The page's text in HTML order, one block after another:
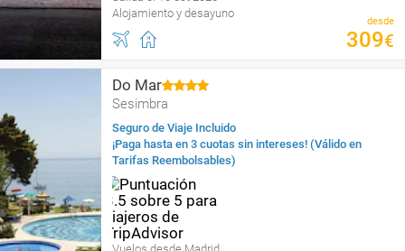
Alojamiento y desayuno
desde
309€
Do Mar
Sesimbra
Seguro de Viaje Incluido
¡Paga hasta en 3 cuotas sin intereses! (Válido en
Tarifas Reembolsables)